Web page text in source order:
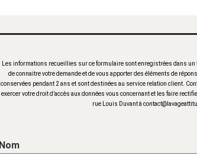
Les informations recueillies sur ce formulaire sont enregistrées dans un
de connaitre votre demande et de vous apporter des éléments de
conservées pendant 2 ans et sont destinées au service relation client.
exercer votre droit d’accès aux données vous concernant et les faire
rue Louis Duvant à
Nom